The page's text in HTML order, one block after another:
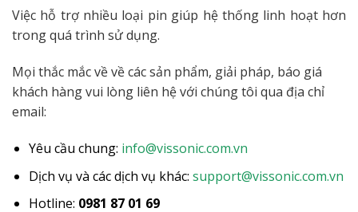
Việc hỗ trợ nhiều loại pin giúp hệ thống linh hoạt hơn
trong quá trình sử dụng.
Mọi thắc mắc về về các sản phẩm, giải pháp, báo giá
khách hàng vui lòng liên hệ với chúng tôi qua địa chỉ
email:
Yêu cầu chung: info@vissonic.com.vn
Dịch vụ và các dịch vụ khác: support@vissonic.com.vn
Hotline: 0981 87 01 69